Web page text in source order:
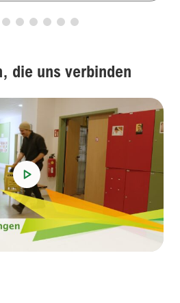
die uns verbinden